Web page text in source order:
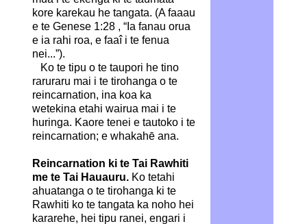
kore karekau he tangata. (A faaau
e te Genese 1:28 , “Ia fanau orua
e ia rahi roa, e faaî i te fenua
nei...”).
Ko te tipu o te taupori he tino
raruraru mai i te tirohanga o te
reincarnation, ina koa ka
wetekina etahi wairua mai i te
huringa. Kaore tenei e tautoko i te
reincarnation; e whakahē ana.
Reincarnation ki te Tai Rawhiti
me te Tai Hauauru. Ko tetahi
ahuatanga o te tirohanga ki te
Rawhiti ko te tangata ka noho hei
kararehe, hei tipu ranei, engari i